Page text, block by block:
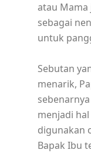
atau
sebagai
untuk
Sebutan
menarik,
menjadi
digunakan
Bapak Ibu